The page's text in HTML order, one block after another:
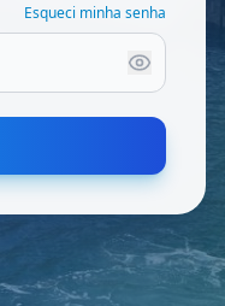
Esqueci minha senha